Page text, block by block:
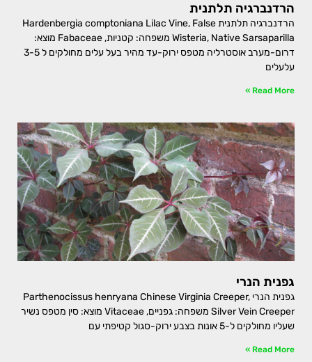
הרדנברגיה תלתנית
הרדנברגיה תלתנית Hardenbergia comptoniana Lilac Vine, False
Wisteria, Native Sarsaparilla משפחה: קטניות, Fabaceae מוצא:
דרום-מערב אוסטרליה מטפס ירוק-עד מהיר בעל עלים מחולקים ל 3-5
עלעלים
Read More »
גפנית הנרי
גפנית הנרי Parthenocissus henryana Chinese Virginia Creeper,
Silver Vein Creeper משפחה: גפניים, Vitaceae מוצא: סין מטפס נשיר
שעליו מחולקים ל-5 אונות בצבע ירוק-סגול קטיפתי עם
Read More »